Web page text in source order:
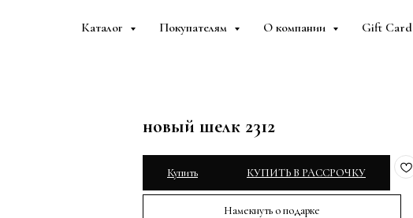
Каталог Покупателям О компании Gift Card
новый шелк 2312
Купить КУПИТЬ В РАССРОЧКУ
Намекнуть о подарке